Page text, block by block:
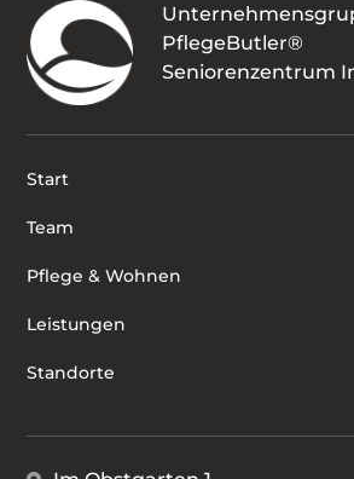
PflegeButler®
Seniorenzentrum
Start
Team
Pflege & Wohnen
Leistungen
Standorte